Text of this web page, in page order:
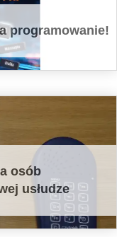
programowanie!
osób
usłudze